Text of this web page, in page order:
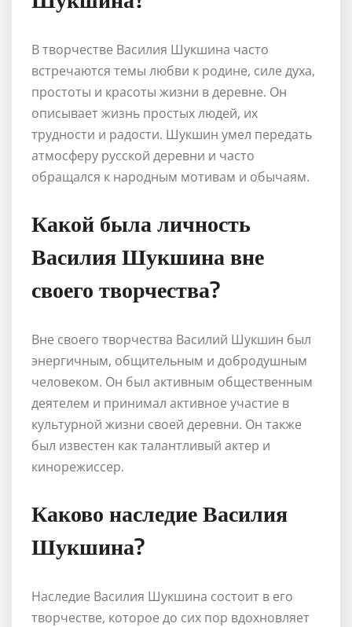
В творчестве Василия Шукшина часто
встречаются темы любви к родине, силе духа,
простоты и красоты жизни в деревне. Он
описывает жизнь простых людей, их
трудности и радости. Шукшин умел передать
атмосферу русской деревни и часто
обращался к народным мотивам и обычаям.
Какой была личность
Василия Шукшина вне
своего творчества?
Вне своего творчества Василий Шукшин был
энергичным, общительным и добродушным
человеком. Он был активным общественным
деятелем и принимал активное участие в
культурной жизни своей деревни. Он также
был известен как талантливый актер и
кинорежиссер.
Каково наследие Василия
Шукшина?
Наследие Василия Шукшина состоит в его
творчестве, которое до сих пор вдохновляет